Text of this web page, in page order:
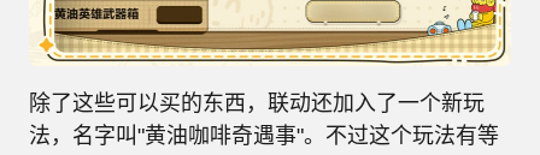
除了这些可以买的东西，联动还加入了一个新玩
法，名字叫"黄油咖啡奇遇事"。不过这个玩法有等